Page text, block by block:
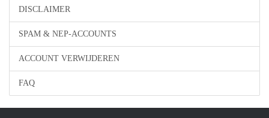
DISCLAIMER
SPAM & NEP-ACCOUNTS
ACCOUNT VERWIJDEREN
FAQ